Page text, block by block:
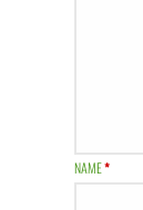
NAME*